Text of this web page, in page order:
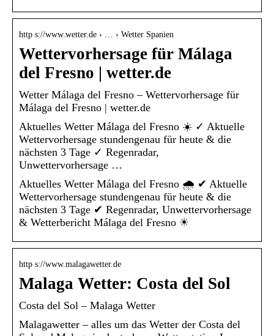
http s://www.wetter.de › … › Wetter Spanien
Wettervorhersage für Málaga
del Fresno | wetter.de
Wetter Málaga del Fresno – Wettervorhersage für
Málaga del Fresno | wetter.de
Aktuelles Wetter Málaga del Fresno ☀️ ✓ Aktuelle
Wettervorhersage stundengenau für heute & die
nächsten 3 Tage ✓ Regenradar,
Unwettervorhersage …
Aktuelles Wetter Málaga del Fresno 🌧️ ✔ Aktuelle
Wettervorhersage stundengenau für heute & die
nächsten 3 Tage ✔ Regenradar, Unwettervorhersage
& Wetterbericht Málaga del Fresno ☀
http s://www.malagawetter.de
Malaga Wetter: Costa del Sol
Costa del Sol – Malaga Wetter
Malagawetter – alles um das Wetter der Costa del